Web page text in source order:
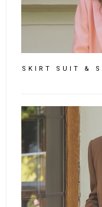
SKIRT SUIT &